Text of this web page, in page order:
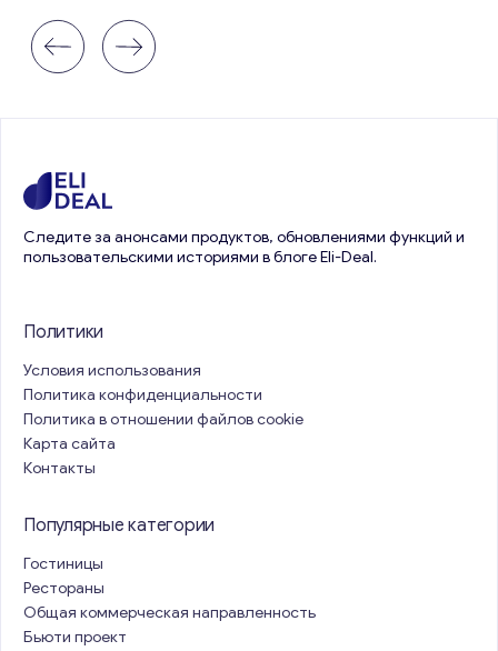
Следите за анонсами продуктов, обновлениями функций и
пользовательскими историями в блоге Eli-Deal.
Политики
Условия использования
Политика конфиденциальности
Политика в отношении файлов cookie
Карта сайта
Контакты
Популярные категории
Гостиницы
Рестораны
Общая коммерческая направленность
Бьюти проект